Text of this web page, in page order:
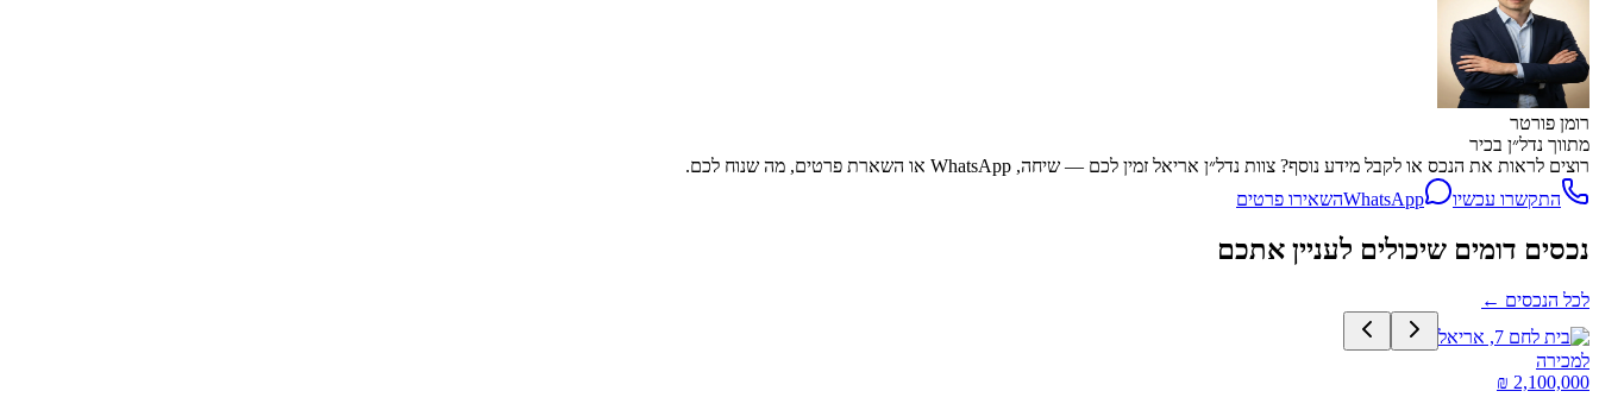
רומן פורטר
מתווך נדל״ן בכיר
רוצים לראות את הנכס או לקבל מידע נוסף? צוות נדל״ן אריאל זמין לכם — שיחה, WhatsApp או השארת פרטים, מה שנוח לכם.
התקשרו עכשיו
WhatsAppהשאירו פרטים
נכסים דומים שיכולים לעניין אתכם
לכל הנכסים ←
למכירה